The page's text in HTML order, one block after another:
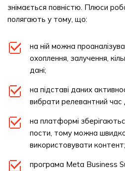
знімається повністю. Плюси
полягають у тому, що:
на ній можна
охоплення, залучення,
дані;
на підставі даних
вибрати релевантний час
на платформі
пости, тому можна
використовувати контент;
програма Meta Business